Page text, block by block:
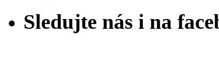
Sledujte nás i na